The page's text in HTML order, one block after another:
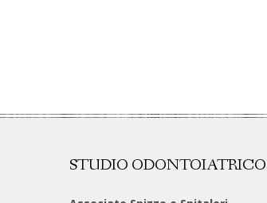
STUDIO ODONTOIATRICO